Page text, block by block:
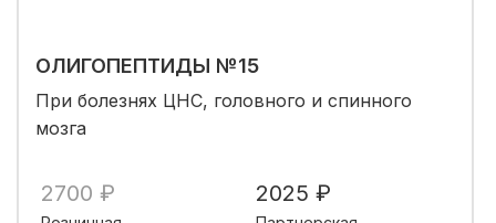
ОЛИГОПЕПТИДЫ №15
При болезнях ЦНС, головного и спинного
мозга
2700 ₽ 2025 ₽